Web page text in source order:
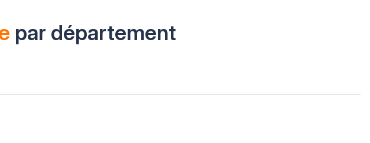
par département